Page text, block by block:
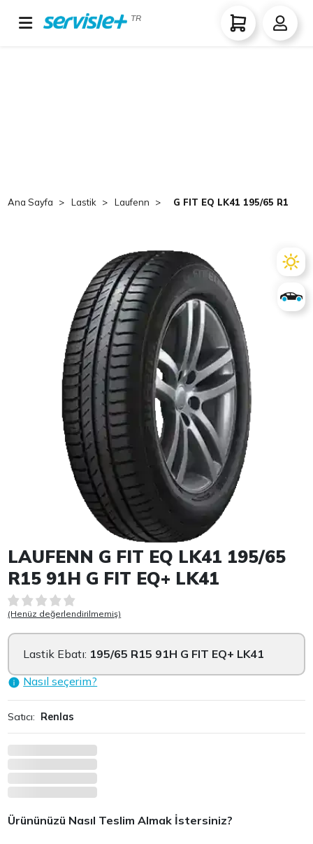
TR
Ana Sayfa Lastik Laufenn G FIT EQ LK41 195/65 R15
Item 1 of 1
LAUFENN G FIT EQ LK41 195/65
R15 91H G FIT EQ+ LK41
(Henüz değerlendirilmemiş)
Lastik Ebatı: 195/65 R15 91H G FIT EQ+ LK41
Nasıl seçerim?
Satıcı: Renlas
Ürününüzü Nasıl Teslim Almak İstersiniz?